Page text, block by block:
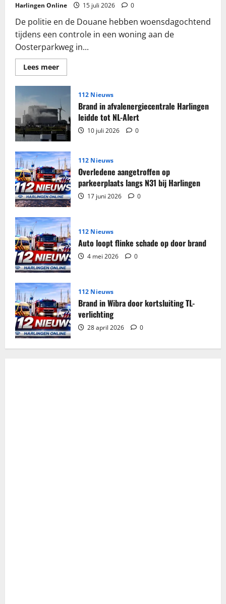
Harlingen Online 15 juli 2026 0
De politie en de Douane hebben woensdagochtend
tijdens een controle in een woning aan de
Oosterparkweg in...
Lees meerLees
meer
Grote
sigaretten
en
tabak
in
beslag
genomen
in
woning
Harlingen
112 Nieuws
Brand in afvalenergiecentrale Harlingen
leidde tot NL-Alert
10 juli 2026 0
112 Nieuws
Overledene aangetroffen op
parkeerplaats langs N31 bij Harlingen
17 juni 2026 0
112 Nieuws
Auto loopt flinke schade op door brand
4 mei 2026 0
112 Nieuws
Brand in Wibra door kortsluiting TL-
verlichting
28 april 2026 0